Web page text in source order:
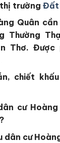
trường Đất
Quân
Thường
Thơ. Được
chiết
cư
?
dân cư